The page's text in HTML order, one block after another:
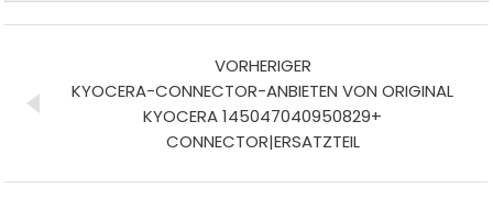
VORHERIGER
KYOCERA-CONNECTOR-ANBIETEN VON ORIGINAL
KYOCERA 145047040950829+
CONNECTOR|ERSATZTEIL